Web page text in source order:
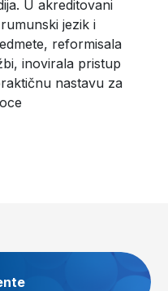
U akreditovani
jezik i
reformisala
inovirala pristup
nastavu za